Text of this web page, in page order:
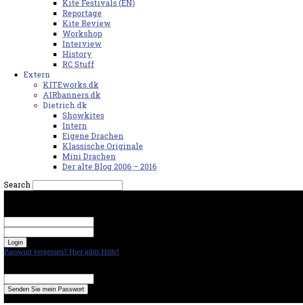
Kite Festivals (EN)
Reportage
Kite Review
Workshop
Interview
History
RC Stuff
Extern
KITEworks.dk
AIRbanners.dk
Dietrich.dk
Showkites
Intern
Eigene Drachen
Klassische Originale
Mini Drachen
Der alte Blog 2006 – 2016
Search
Passwort vergessen? Hier gibts Hilfe!